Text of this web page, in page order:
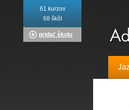
61 kurzov
68 škôl
pridať školu